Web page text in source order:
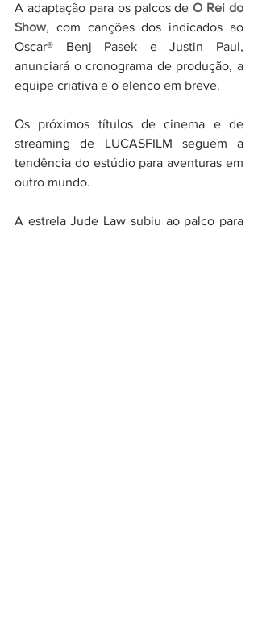
A adaptação para os palcos de O Rei do
Show, com canções dos indicados ao
Oscar® Benj Pasek e Justin Paul,
anunciará o cronograma de produção, a
equipe criativa e o elenco em breve.
Os próximos títulos de cinema e de
streaming de LUCASFILM seguem a
tendência do estúdio para aventuras em
outro mundo.
A estrela Jude Law subiu ao palco para